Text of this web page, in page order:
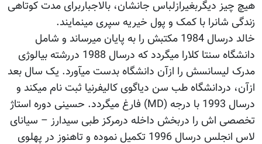
هیچ چیز دیگربغیرازلباس جانشان، بالاجباربرای مدت کوتاهی
زندگی شانرا با کمک و پول خیریه سپری مینمایند.
خالد درسال 1984 مکتبش را به پایان میرساند و شامل
دانشگاه سنتا کلارا میگردد که درسال 1988 دررشته بیالوژی
مدرک لیسانسش را ازآن دانشگاه بدست میآورد. یک سال بعد
ازآن، دردانشگاه طب سن دیاگوی کالیفرنیا ثبت نام میکند و
درسال 1993 با درجه (MD) فارغ میگردد. حسینی دوره استاژ
تخصصی اش را دربخش داخله درمرکز طبی سیدارز – سیانای
لاس انجلس درسال 1996 تکمیل نموده و تاهنوز در پهلوی